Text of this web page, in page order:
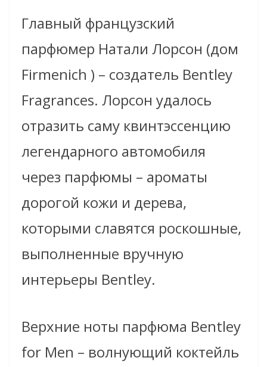
Главный французский
парфюмер Натали Лорсон (дом
Firmenich ) – создатель Bentley
Fragrances. Лорсон удалось
отразить саму квинтэссенцию
легендарного автомобиля
через парфюмы – ароматы
дорогой кожи и дерева,
которыми славятся роскошные,
выполненные вручную
интерьеры Bentley.
Верхние ноты парфюма Bentley
for Men – волнующий коктейль